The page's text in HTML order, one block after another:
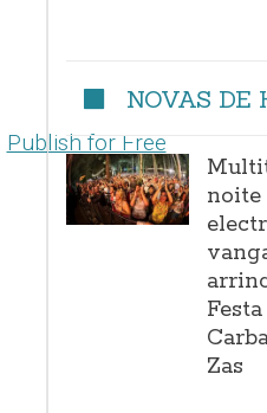
Publish for Free
NOVAS DE
noite
Zas